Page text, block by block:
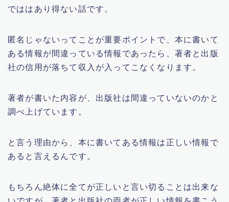
でははあり得ない話です。
匿名じゃないってことが重要ポイントで、本に書いて
ある情報が間違っている情報であったら、著者と出版
社の信用が落ちて収入が入ってこなくなります。
著者が書いた内容が、出版社は間違っていないのかと
調べ上げています。
と言う理由から、本に書いてある情報は正しい情報で
あると言えるんです。
もちろん絶体に全てが正しいと言い切ることは出来な